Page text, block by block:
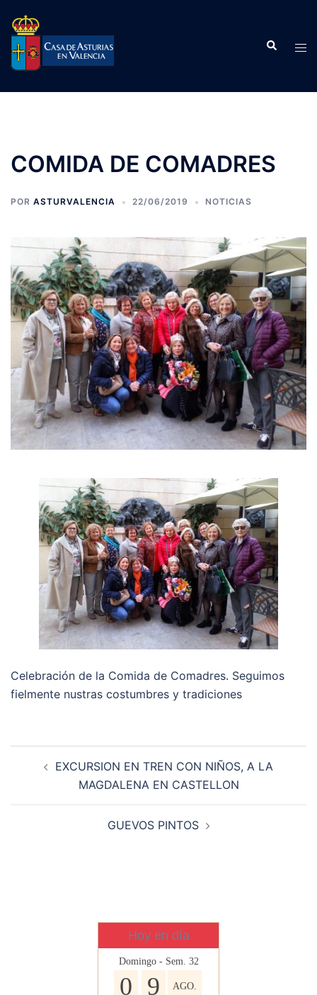
contenido
Buscar
COMIDA DE COMADRES
POR ASTURVALENCIA 22/06/2019 NOTICIAS
Celebración de la Comida de Comadres. Seguimos
fielmente nustras costumbres y tradiciones
entradas
EXCURSION EN TREN CON NIÑOS, A LA
MAGDALENA EN CASTELLON
GUEVOS PINTOS
Hoy en día
Domingo - Sem. 32
0 9 AGO.